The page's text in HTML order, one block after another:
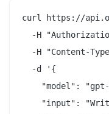
curl https://
-H
-H "Content-
  -d '{
"model":
"input":